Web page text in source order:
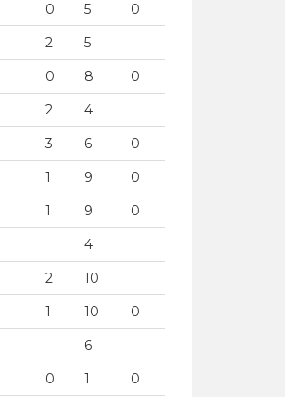
0 5 0
2 5
0 8 0
2 4
3 6 0
1 9 0
1 9 0
4
2 10
1 10 0
6
0 1 0